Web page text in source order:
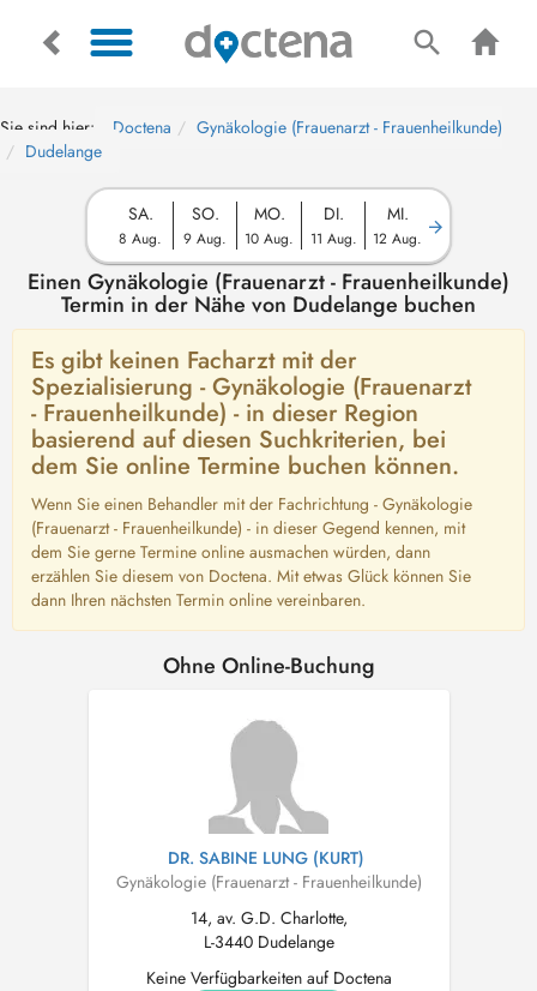
Sie sind hier: Doctena
Gynäkologie (Frauenarzt - Frauenheilkunde)
Dudelange
SA.
8 Aug.
SO.
9 Aug.
MO.
10 Aug.
DI.
11 Aug.
MI.
12 Aug.
Einen Gynäkologie (Frauenarzt - Frauenheilkunde)
Termin in der Nähe von Dudelange buchen
Es gibt keinen Facharzt mit der
Spezialisierung - Gynäkologie (Frauenarzt
- Frauenheilkunde) - in dieser Region
basierend auf diesen Suchkriterien, bei
dem Sie online Termine buchen können.
Wenn Sie einen Behandler mit der Fachrichtung - Gynäkologie
(Frauenarzt - Frauenheilkunde) - in dieser Gegend kennen, mit
dem Sie gerne Termine online ausmachen würden, dann
erzählen Sie diesem von Doctena. Mit etwas Glück können Sie
dann Ihren nächsten Termin online vereinbaren.
Ohne Online-Buchung
DR. SABINE LUNG (KURT)
Gynäkologie (Frauenarzt - Frauenheilkunde)
14, av. G.D. Charlotte,
L-3440 Dudelange
Keine Verfügbarkeiten auf Doctena